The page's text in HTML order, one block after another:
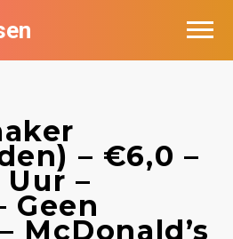
– €6,0 –
Uur –
Geen
McDonald’s